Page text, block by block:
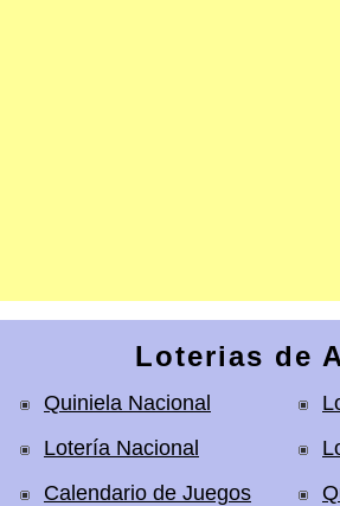
Loterias de
Quiniela Nacional
Lotería Nacional
Calendario de Juegos